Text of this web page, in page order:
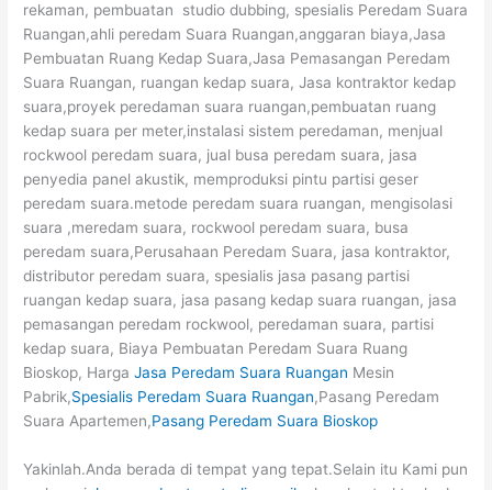
rekaman, pembuatan studio dubbing, spesialis Peredam Suara
Ruangan,ahli peredam Suara Ruangan,anggaran biaya,Jasa
Pembuatan Ruang Kedap Suara,Jasa Pemasangan Peredam
Suara Ruangan, ruangan kedap suara, Jasa kontraktor kedap
suara,proyek peredaman suara ruangan,pembuatan ruang
kedap suara per meter,instalasi sistem peredaman, menjual
rockwool peredam suara, jual busa peredam suara, jasa
penyedia panel akustik, memproduksi pintu partisi geser
peredam suara.metode peredam suara ruangan, mengisolasi
suara ,meredam suara, rockwool peredam suara, busa
peredam suara,Perusahaan Peredam Suara, jasa kontraktor,
distributor peredam suara, spesialis jasa pasang partisi
ruangan kedap suara, jasa pasang kedap suara ruangan, jasa
pemasangan peredam rockwool, peredaman suara, partisi
kedap suara, Biaya Pembuatan Peredam Suara Ruang
Bioskop, HargaJasa Peredam Suara Ruangan Mesin
Pabrik,Spesialis Peredam Suara Ruangan,Pasang Peredam
Suara Apartemen,Pasang Peredam Suara Bioskop
Yakinlah.Anda berada di tempat yang tepat.Selain itu Kami pun